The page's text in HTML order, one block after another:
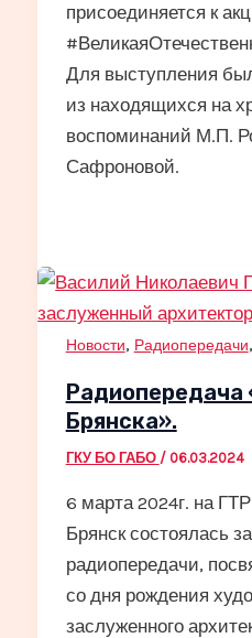
присоединяется к
Для выступления
из находящихся на
воспоминаний М.П.
Сафроновой.
Новости, Радиопередачи,
Радиопередача
Брянска».
ГКУ БО ГАБО / 06.03.2024
6 марта 2024г. на
Брянск состоялась
радиопередачи,
со дня рождения
заслуженного